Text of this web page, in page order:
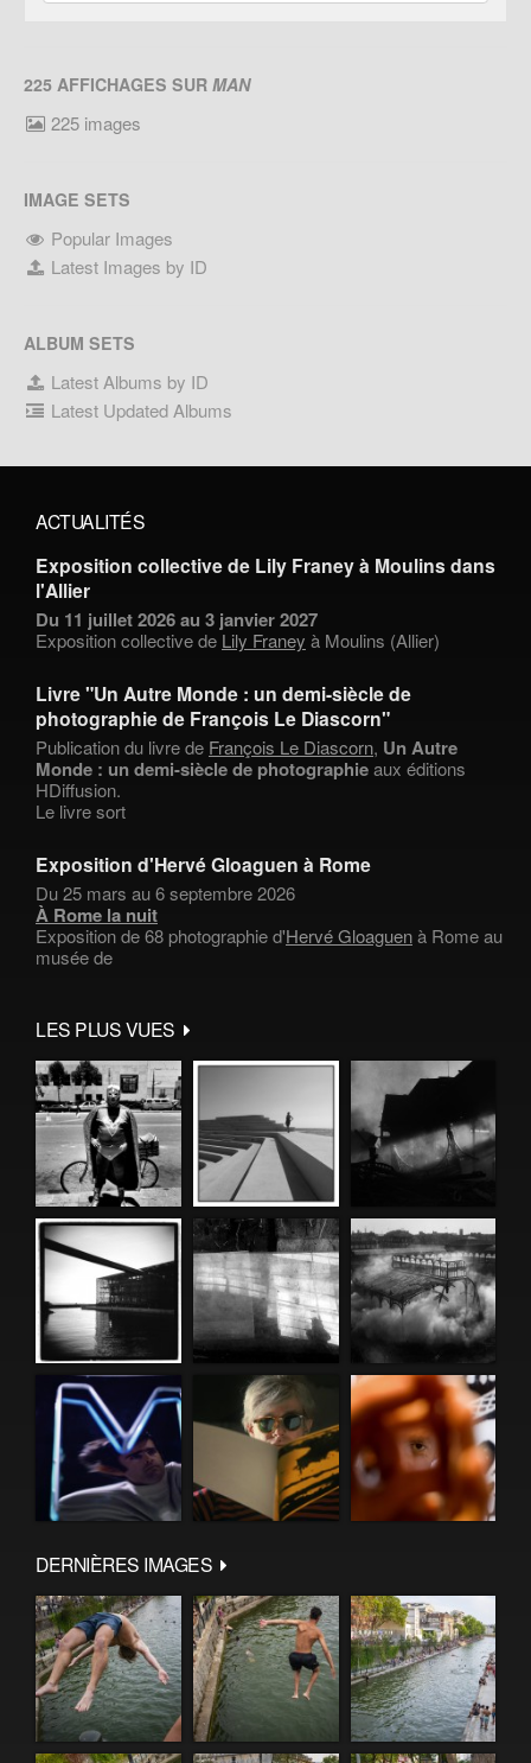
225 AFFICHAGES SUR MAN
225 images
IMAGE SETS
Popular Images
Latest Images by ID
ALBUM SETS
Latest Albums by ID
Latest Updated Albums
ACTUALITÉS
Exposition collective de Lily Franey à Moulins dans
l'Allier
Du 11 juillet 2026 au 3 janvier 2027
Exposition collective de Lily Franey à Moulins (Allier)
Livre "Un Autre Monde : un demi-siècle de
photographie de François Le Diascorn"
Publication du livre de François Le Diascorn, Un Autre
Monde : un demi-siècle de photographieaux éditions
HDiffusion.
Le livre sort
Exposition d'Hervé Gloaguen à Rome
Du 25 mars au 6 septembre 2026
À Rome la nuit
Exposition de 68 photographie d'Hervé Gloaguenà Rome au
musée de
LES PLUS VUES
DERNIÈRES IMAGES